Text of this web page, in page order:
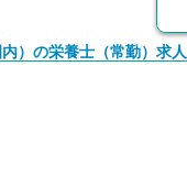
）の栄養士（常勤）求人